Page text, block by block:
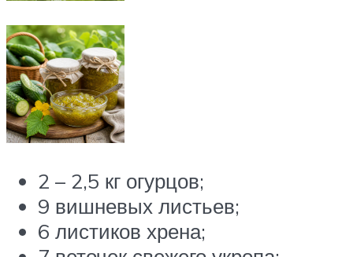
2 – 2,5 кг огурцов;
9 вишневых листьев;
6 листиков хрена;